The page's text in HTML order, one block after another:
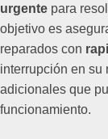
urgente para
objetivo es
reparados con
interrupción en su
adicionales que
funcionamiento.